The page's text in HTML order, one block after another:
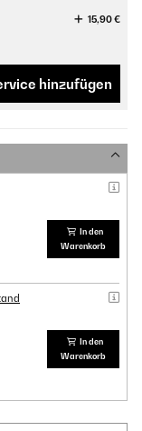
15,90 €
hinzufügen
In den
Warenkorb
In den
Warenkorb